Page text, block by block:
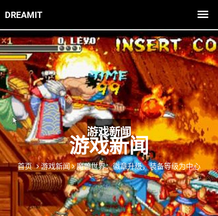
游戏新闻
首页 游戏新闻 魔兽世界：徽章升级，装备等级为中心